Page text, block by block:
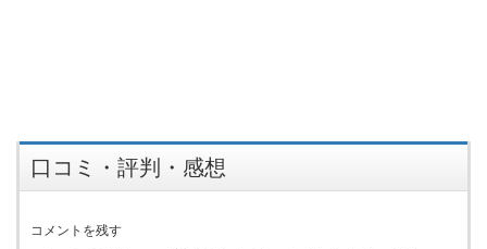
口コミ・評判・感想
コメントを残す